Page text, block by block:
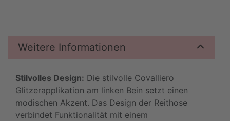
Weitere Informationen
Stilvolles Design: Die stilvolle Covalliero
Glitzerapplikation am linken Bein setzt einen
modischen Akzent. Das Design der Reithose
verbindet Funktionalität mit einem